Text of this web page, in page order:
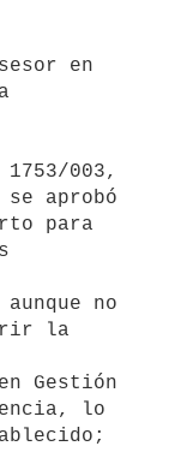
en
003,
aprobó
para
no
la
Gestión
lo